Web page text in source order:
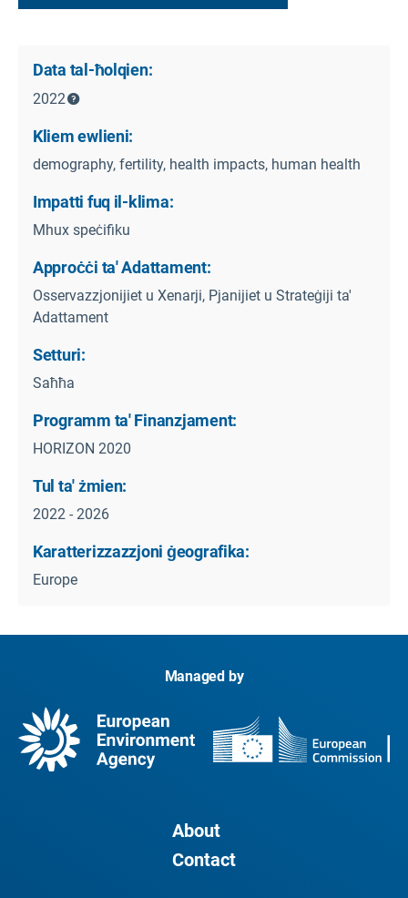
Data tal-ħolqien:
2022
Kliem ewlieni:
demography, fertility, health impacts, human health
Impatti fuq il-klima:
Mhux speċifiku
Approċċi ta' Adattament:
Osservazzjonijiet u Xenarji, Pjanijiet u Strateġiji ta'
Adattament
Setturi:
Saħħa
Programm ta' Finanzjament:
HORIZON 2020
Tul ta' żmien:
2022 - 2026
Karatterizzazzjoni ġeografika:
Europe
Managed by
About
Contact